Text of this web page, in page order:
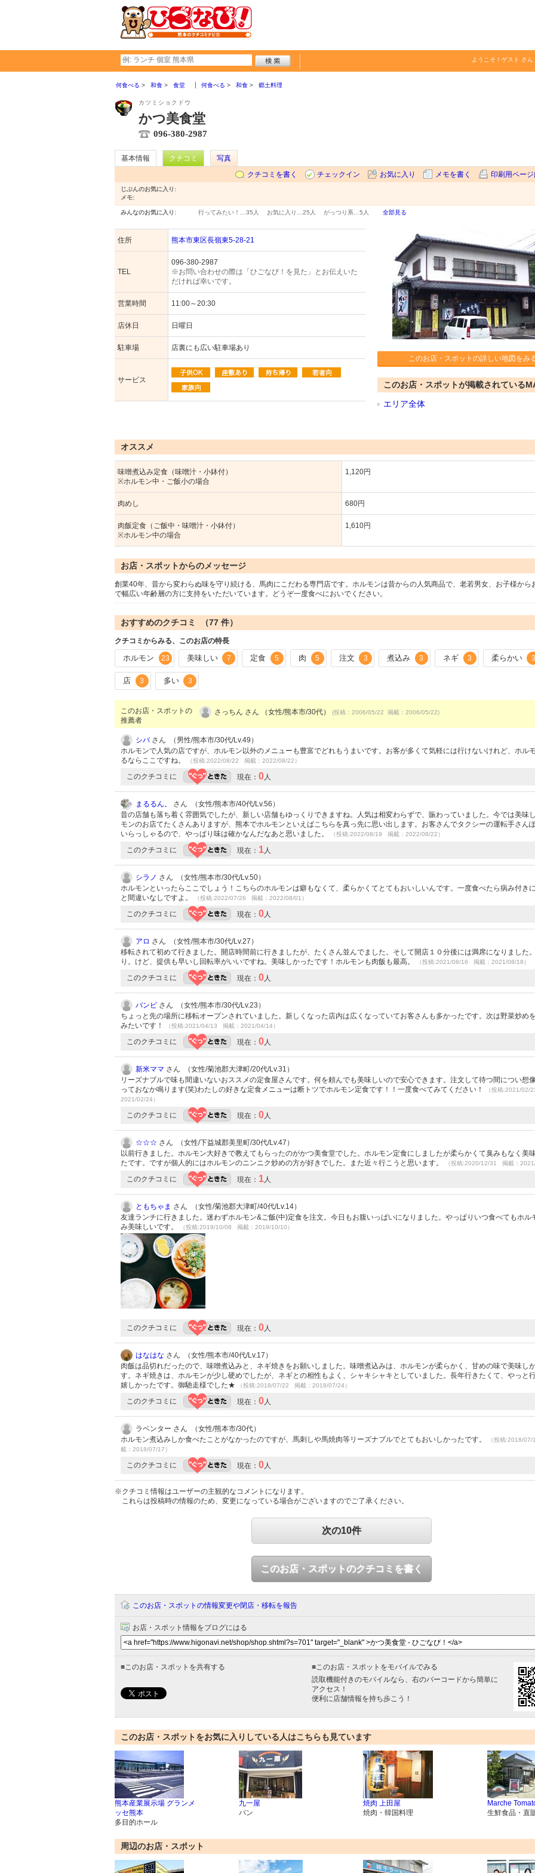
ようこそ！ ゲスト さん
何食べる 和食 食堂 何食べる 和食 郷土料理
カツミショクドウ
かつ美食堂
096-380-2987
基本情報 クチコミ
写真
クチコミを書く
チェックイン お気に入り メモを書く 印刷用ページ
じぶんのお気に入り:
メモ:
みんなのお気に入り: 行ってみたい！… 35人 お気に入り… 25人 がっつり系… 5人 全部見る
住所 熊本市東区長嶺東5-28-21
TEL
096-380-2987
※お問い合わせの際は「ひごなび！を見た」とお伝えいた
だければ幸いです。
営業時間 11:00～20:30
店休日 日曜日
駐車場 店裏にも広い駐車場あり
サービス
このお店・スポットの詳しい地図をみ
このお店・スポットが掲載されている
エリア全体
オススメ
味噌煮込み定食（味噌汁・小鉢付）
※ホルモン中・ご飯小の場合
1,120円
肉めし 680円
肉飯定食（ご飯中・味噌汁・小鉢付）
※ホルモン中の場合
1,610円
お店・スポットからのメッセージ
創業40年、昔から変わらぬ味を守り続ける、馬肉にこだわる専門店です。ホルモンは昔からの人気商品で、老若男女、お子様から
で幅広い年齢層の方に支持をいただいています。どうぞ一度食べにおいでください。
おすすめのクチコミ （77 件）
クチコミからみる、このお店の特長
ホルモン 23 美味しい 7 定食 5 肉 5 注文 3 煮込み 3 ネギ 3 柔らかい 3
店 3 多い 3
このお店・スポットの
推薦者
さっちん さん （女性/熊本市/30代） (投稿：2006/05/22 掲載：2006/05/22)
シバさん （男性/熊本市/30代/Lv.49）
ホルモンで人気の店ですが、ホルモン以外のメニューも豊富でどれもうまいです。お客が多くて気軽には行けないけれど、ホル
るならここですね。
（投稿:2022/08/22 掲載：2022/08/22）
このクチコミに 現在： 0人
まるるん。
さん （女性/熊本市/40代/Lv.56）
昔の店舗も落ち着く雰囲気でしたが、新しい店舗もゆっくりできますね。人気は相変わらずで、賑わっていました。今では美味
モンのお店てたくさんありますが、熊本でホルモンといえばこちらを真っ先に思い出します。お客さんでタクシーの運転手さん
いらっしゃるので、やっぱり味は確かなんだなあと思いました。
（投稿:2022/08/19 掲載：2022/08/22）
このクチコミに 現在： 1人
シラノ さん （女性/熊本市/30代/Lv.50）
ホルモンといったらここでしょう！こちらのホルモンは癖もなくて、柔らかくてとてもおいしいんです。一度食べたら病み付き
と間違いなしですよ。
（投稿:2022/07/26 掲載：2022/08/01）
このクチコミに 現在： 0人
アロ さん （女性/熊本市/30代/Lv.27）
移転されて初めて行きました。開店時間前に行きましたが、たくさん並んでました。そして開店１０分後には満席になりました
り。けど、提供も早いし回転率がいいですね。美味しかったです！ホルモンも肉飯も最高。
（投稿:2021/08/16 掲載：2021/08/18）
このクチコミに 現在： 0人
バンビ さん （女性/熊本市/30代/Lv.23）
ちょっと先の場所に移転オープンされていました。新しくなった店内は広くなっていてお客さんも多かったです。次は野菜炒め
みたいです！
（投稿:2021/04/13 掲載：2021/04/14）
このクチコミに 現在： 0人
新米ママ さん （女性/菊池郡大津町/20代/Lv.31）
リーズナブルで味も間違いないおススメの定食屋さんです。何を頼んでも美味しいので安心できます。注文して待つ間につい想
っておなか鳴ります(笑)わたしの好きな定食メニューは断トツでホルモン定食です！！一度食べてみてください！
（投稿:2021/02/
2021/02/24）
このクチコミに 現在： 0人
☆☆☆ さん （女性/下益城郡美里町/30代/Lv.47）
以前行きました。ホルモン大好きで教えてもらったのがかつ美食堂でした。ホルモン定食にしましたが柔らかくて臭みもなく美
たです。ですが個人的にはホルモンのニンニク炒めの方が好きでした。また近々行こうと思います。
（投稿:2020/12/31 掲載：2021/
このクチコミに 現在： 1人
ともちゃま さん （女性/菊池郡大津町/40代/Lv.14）
友達ランチに行きました。迷わずホルモン&ご飯(中)定食を注文。今日もお腹いっぱいになりました。やっぱりいつ食べてもホル
み美味しいです。
（投稿:2019/10/08 掲載：2019/10/10）
このクチコミに 現在： 0人
はなはな さん （女性/熊本市/40代/Lv.17）
肉飯は品切れだったので、味噌煮込みと、ネギ焼きをお願いしました。味噌煮込みは、ホルモンが柔らかく、甘めの味で美味し
す。ネギ焼きは、ホルモンが少し硬めでしたが、ネギとの相性もよく、シャキシャキとしていました。長年行きたくて、やっと行
嬉しかったです。御馳走様でした★
（投稿:2018/07/22 掲載：2018/07/24）
このクチコミに 現在： 0人
ラベンター さん （女性/熊本市/30代）
ホルモン煮込みしか食べたことがなかったのですが、馬刺しや馬焼肉等リーズナブルでとてもおいしかったです。
（投稿:2018/
載：2018/07/17）
このクチコミに 現在： 0人
※クチコミ情報はユーザーの主観的なコメントになります。
これらは投稿時の情報のため、変更になっている場合がございますのでご了承ください。
次の10件
このお店・スポットのクチコミを書く
このお店・スポットの情報変更や閉店・移転を報告
お店・スポット情報をブログにはる
■このお店・スポットを共有する ■このお店・スポットをモバイルでみる
読取機能付きのモバイルなら、右のバーコードから簡単に
アクセス！
便利に店舗情報を持ち歩こう！
このお店・スポットをお気に入りしている人はこちらも見ています
熊本産業展示場 グランメ
ッセ熊本
多目的ホール
九一屋
パン
焼肉 上田屋
焼肉・韓国料理
Marche
生鮮食品・直
周辺のお店・スポット